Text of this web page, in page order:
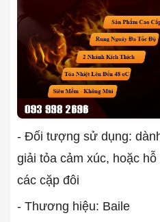
- Đối tượng sử dụng:
giải tỏa cảm xúc, hoặc
các cặp đôi
- Thương hiệu: Baile